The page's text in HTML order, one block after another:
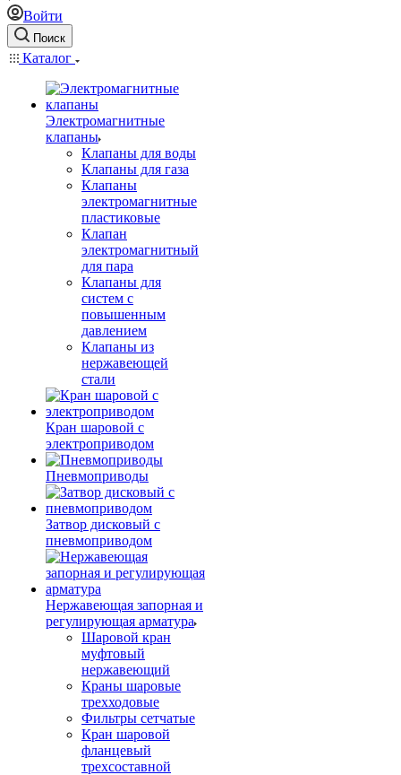
Войти
Поиск
Каталог
Электромагнитные
клапаны
Клапаны для воды
Клапаны для газа
Клапаны
электромагнитные
пластиковые
Клапан
электромагнитный
для пара
Клапаны для
систем с
повышенным
давлением
Клапаны из
нержавеющей
стали
Кран шаровой с
электроприводом
Пневмоприводы
Затвор дисковый с
пневмоприводом
Нержавеющая запорная и
регулирующая арматура
Шаровой кран
муфтовый
нержавеющий
Краны шаровые
трехходовые
Фильтры сетчатые
Кран шаровой
фланцевый
трехсоставной